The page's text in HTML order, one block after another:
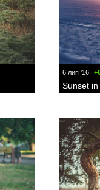
6 лип '16
Sunset